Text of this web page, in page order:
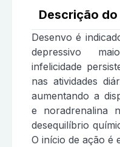
Descrição
Desenvo é
depressivo
infelicidade
nas atividades
aumentando a
e noradrenalina
desequilíbrio
O início de ação é